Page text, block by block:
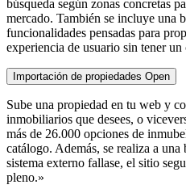
búsqueda según zonas concretas
mercado. También se incluye una
funcionalidades pensadas para
experiencia de usuario sin tener
Importación de propiedades Open
Sube una propiedad en tu web y
inmobiliarios que desees, o
más de 26.000 opciones de
catálogo. Además, se realiza a una
sistema externo fallase, el sitio
pleno.»